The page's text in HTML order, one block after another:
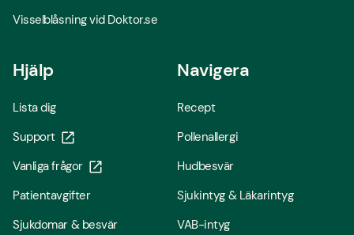
Visselblåsning vid Doktor.se
Hjälp
Lista dig
Support
Vanliga frågor
Patientavgifter
Sjukdomar & besvär
Navigera
Recept
Pollenallergi
Hudbesvär
Sjukintyg & Läkarintyg
VAB-intyg